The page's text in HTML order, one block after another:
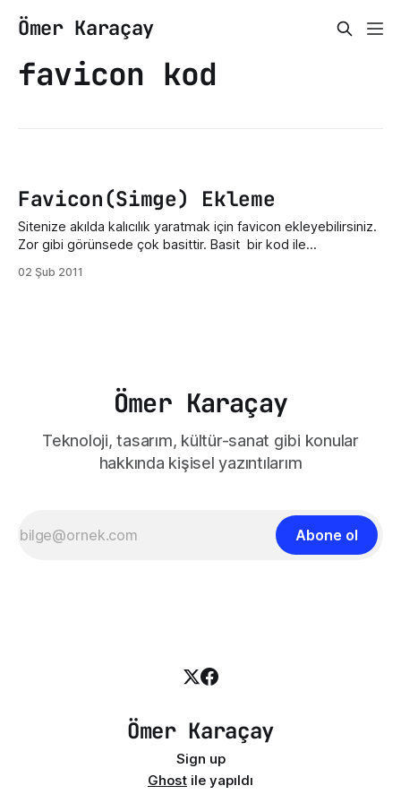
Ömer Karaçay
favicon kod
Favicon(Simge) Ekleme
Sitenize akılda kalıcılık yaratmak için favicon ekleyebilirsiniz.
Zor gibi görünsede çok basittir. Basit bir kod ile
programlarla faviconunuzu tasarlayıp; bu site(html-
02 Şub 2011
Ömer Karaçay
Teknoloji, tasarım, kültür-sanat gibi konular
hakkında kişisel yazıntılarım
Abone ol
Ömer Karaçay
Sign up
Ghost ile yapıldı